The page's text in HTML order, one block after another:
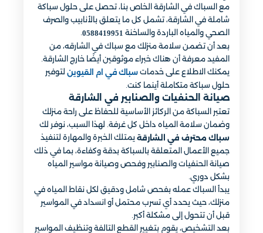
مع السباك في الشارقة الخاص بنا، تحصل على حلول سباكة
شاملة في الشارقة، تشمل كل ما يتعلق بالأنابيب والصرف
الصحي والمياه الباردة والساخنة 0588419951
.
بعد أن تضمن سلامة منزلك مع سباك في الشارقه، من
المفيد معرفة أن هناك خبراء موثوقين أيضًا خارج الشارقة.
يمكنك الاطلاع على خدمات سباك في ام القيوين لتوفير
حلول سباكة متكاملة أينما كنت.
صيانة الحنفيات والصنابير في الشارقة
تعتبر السباكة من الركائز الأساسية للحفاظ على راحة منزلك
وضمان سلامة المياه داخل كل غرفة. لهذا السبب، نوفر لك
سباك محترف في الشارقة يمتلك الخبرة والمهارة لتنفيذ
جميع الأعمال المتعلقة بالسباكة بدقة وكفاءة، بما في ذلك
صيانة الحنفيات والصنابير وفحص وصيانة مواسير المياه
بشكل دوري.
يبدأ السباك عمله بفحص شامل ودقيق لكل نقاط المياه في
منزلك، حيث يحدد أي تسرب محتمل أو انسداد في المواسير
قبل أن تتحول إلى مشكلة أكبر.
بعد التشخيص، يقوم بتغيير القطع التالفة وتنظيف المواسير